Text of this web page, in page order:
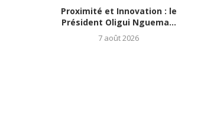
Proximité et Innovation : le
Président Oligui Nguema...
7 août 2026